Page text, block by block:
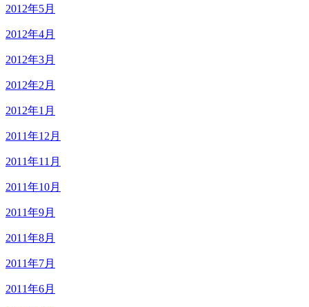
2012年5月
2012年4月
2012年3月
2012年2月
2012年1月
2011年12月
2011年11月
2011年10月
2011年9月
2011年8月
2011年7月
2011年6月